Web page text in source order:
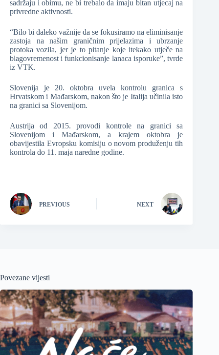
sadržaju i obimu, ne bi trebalo da imaju bitan utjecaj na
privredne aktivnosti.
“Bilo bi daleko važnije da se fokusiramo na eliminisanje
zastoja na našim graničnim prijelazima i ubrzanje
protoka vozila, jer je to pitanje koje itekako utječe na
blagovremenost i funkcionisanje lanaca isporuke”, tvrde
iz VTK.
Slovenija je 20. oktobra uvela kontrolu granica s
Hrvatskom i Mađarskom, nakon što je Italija učinila isto
na granici sa Slovenijom.
Austrija od 2015. provodi kontrole na granici sa
Slovenijom i Mađarskom, a krajem oktobra je
obavijestila Evropsku komisiju o novom produženju tih
kontrola do 11. maja naredne godine.
PREVIOUS NEXT
Povezane vijesti